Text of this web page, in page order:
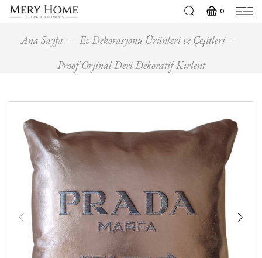
0
Ana Sayfa
Ev Dekorasyonu Ürünleri ve Çeşitleri
Proof Orjinal Deri Dekoratif Kırlent